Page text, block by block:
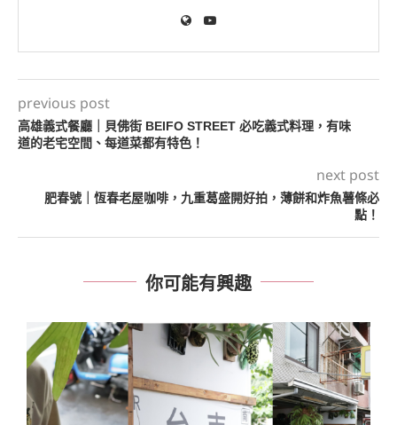
previous post
高雄義式餐廳｜貝佛街 BEIFO STREET 必吃義式料理，有味
道的老宅空間、每道菜都有特色！
next post
肥春號｜恆春老屋咖啡，九重葛盛開好拍，薄餅和炸魚薯條必
點！
你可能有興趣